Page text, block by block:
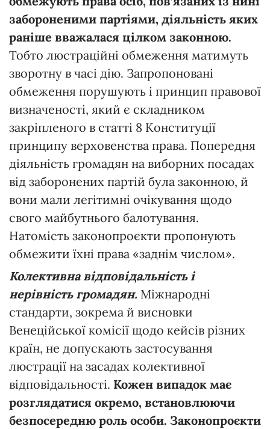
забороненими партіями, діяльність яких
раніше вважалася цілком законною.
Тобто люстраційні обмеження матимуть
зворотну в часі дію. Запропоновані
обмеження порушують і принцип правової
визначеності, який є складником
закріпленого в статті 8 Конституції
принципу верховенства права. Попередня
діяльність громадян на виборних посадах
від заборонених партій була законною, й
вони мали легітимні очікування щодо
свого майбутнього балотування.
Натомість законопроєкти пропонують
обмежити їхні права «заднім числом».
Колективна відповідальність і
нерівність громадян. Міжнародні
стандарти, зокрема й висновки
Венеційської комісії щодо кейсів різних
країн, не допускають застосування
люстрації на засадах колективної
відповідальності. Кожен випадок має
розглядатися окремо, встановлюючи
безпосередню роль особи. Законопроєкти